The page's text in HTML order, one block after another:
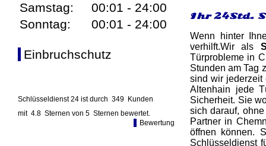
Samstag:
00:01 - 24:00
Sonntag:
00:01 - 24:00
Einbruchschutz
Schlüsseldienst 24 ist durch 349 Kunden
mit 4.8 Sternen von 5 Sternen bewertet.
Bewertung
Ihr 24Std.
Wenn hinter
verhilft.Wir als
Türprobleme in
Stunden am Tag
sind wir
Altenhain jede
Sicherheit. Sie
sich darauf,
Partner in
öffnen können.
Schlüsseldienst